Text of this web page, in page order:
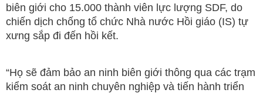
biên giới cho 15.000 thành viên lực lượng SDF, do
chiến dịch chống tổ chức Nhà nước Hồi giáo (IS) tự
xưng sắp đi đến hồi kết.
“Họ sẽ đảm bảo an ninh biên giới thông qua các trạm
kiểm soát an ninh chuyên nghiệp và tiến hành triển